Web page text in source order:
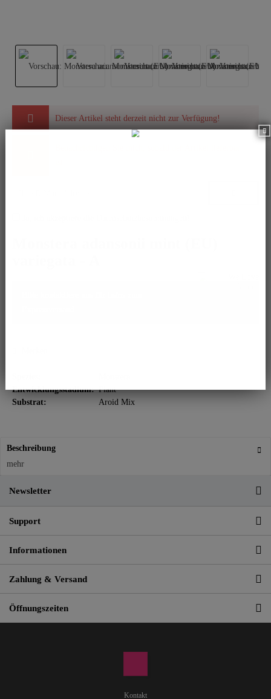
Dieser Artikel steht derzeit nicht zur Verfügung!
Entwicklungsstadium: Plant
Substrat:
Aroid Mix
Beschreibung
mehr
Newsletter
Support
Informationen
Zahlung & Versand
Öffnungszeiten
Kontakt